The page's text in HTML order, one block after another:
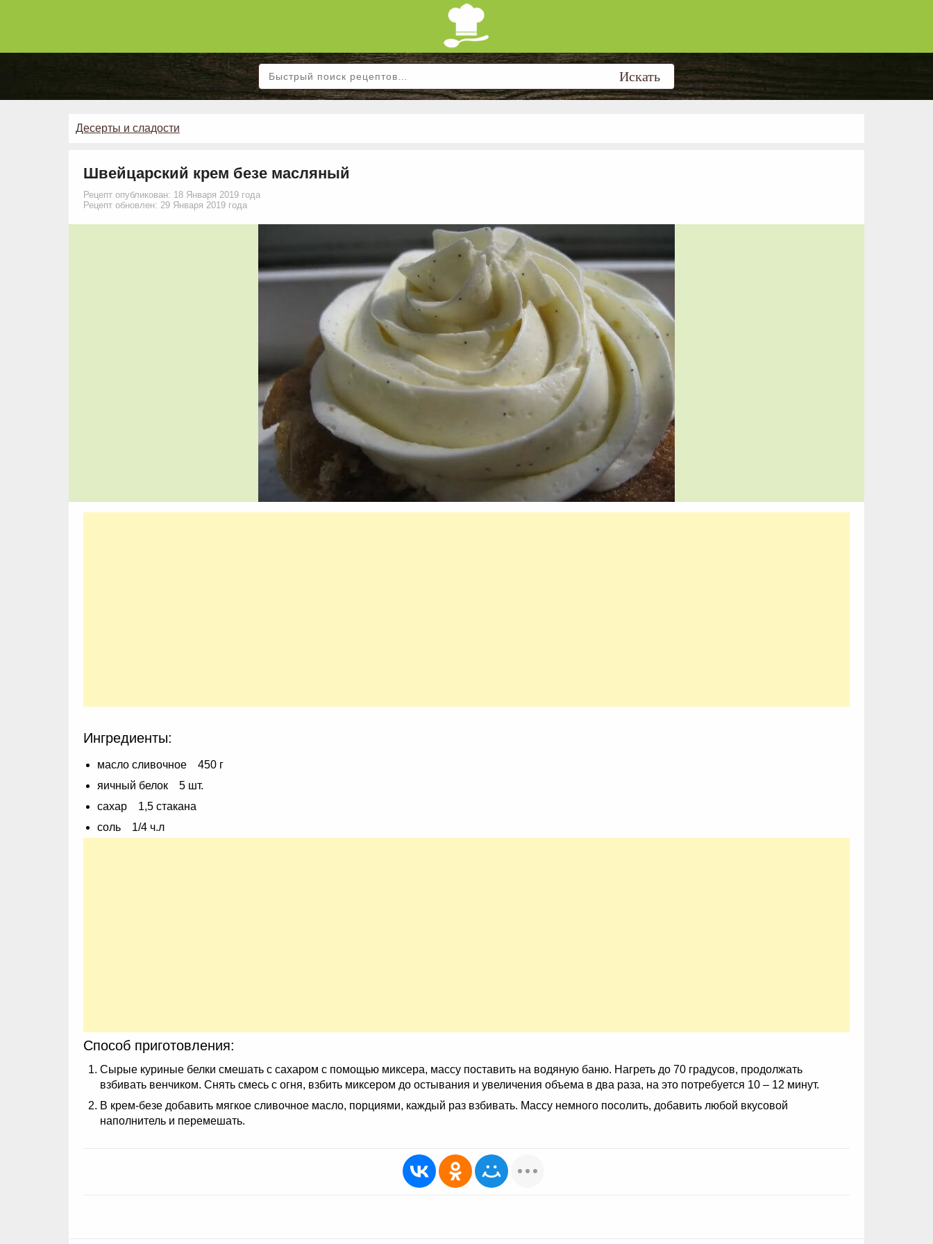
Десерты и сладости
Швейцарский крем безе масляный
Рецепт опубликован: 18 Января 2019 года
Рецепт обновлен: 29 Января 2019 года
Ингредиенты:
масло сливочное 450 г
яичный белок 5 шт.
сахар 1,5 стакана
соль 1/4 ч.л
Способ приготовления:
Сырые куриные белки смешать с сахаром с помощью миксера, массу поставить на водяную баню. Нагреть до 70 градусов, продолжать
взбивать венчиком. Снять смесь с огня, взбить миксером до остывания и увеличения объема в два раза, на это потребуется 10 – 12 минут.
В крем-безе добавить мягкое сливочное масло, порциями, каждый раз взбивать. Массу немного посолить, добавить любой вкусовой
наполнитель и перемешать.